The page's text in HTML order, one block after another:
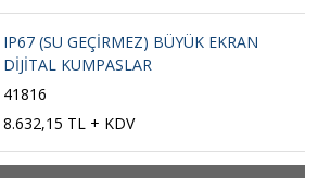
IP67 (SU GEÇİRMEZ) BÜYÜK EKRAN
DİJİTAL KUMPASLAR
41816
8.632,15 TL + KDV